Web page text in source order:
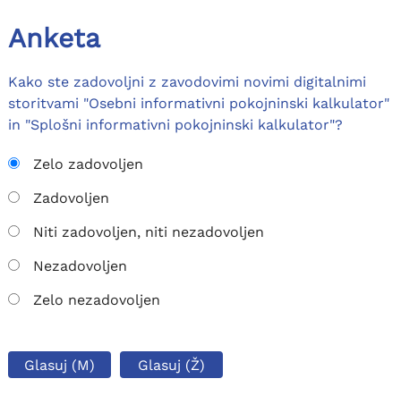
Anketa
Kako ste zadovoljni z zavodovimi novimi digitalnimi
storitvami "Osebni informativni pokojninski kalkulator"
in "Splošni informativni pokojninski kalkulator"?
Zelo zadovoljen
Zadovoljen
Niti zadovoljen, niti nezadovoljen
Nezadovoljen
Zelo nezadovoljen
Glasuj (M) Glasuj (Ž)